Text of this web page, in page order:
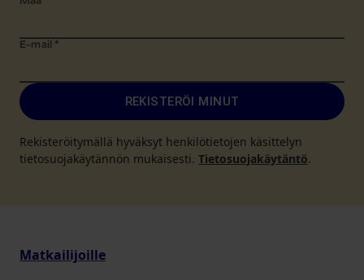
E-mail *
REKISTERÖI MINUT
Rekisteröitymällä hyväksyt henkilötietojen käsittelyn
tietosuojakäytännön mukaisesti. Tietosuojakäytäntö.
Matkailijoille